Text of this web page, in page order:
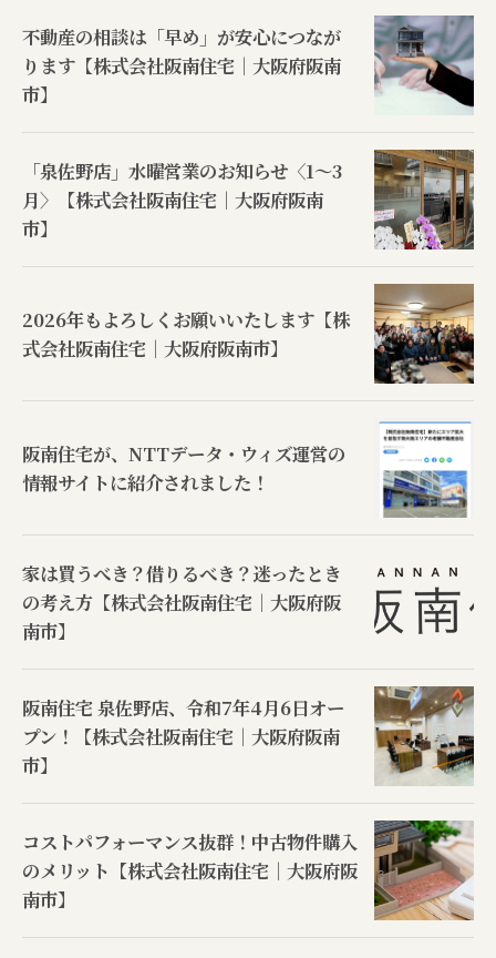
不動産の相談は「早め」が安心につなが
ります【株式会社阪南住宅｜大阪府阪南
市】
「泉佐野店」水曜営業のお知らせ〈1〜3
月〉【株式会社阪南住宅｜大阪府阪南
市】
2026年もよろしくお願いいたします【株
式会社阪南住宅｜大阪府阪南市】
阪南住宅が、NTTデータ・ウィズ運営の
情報サイトに紹介されました！
家は買うべき？借りるべき？迷ったとき
の考え方【株式会社阪南住宅｜大阪府阪
南市】
阪南住宅 泉佐野店、令和7年4月6日オー
プン！【株式会社阪南住宅｜大阪府阪南
市】
コストパフォーマンス抜群！中古物件購入
のメリット【株式会社阪南住宅｜大阪府阪
南市】